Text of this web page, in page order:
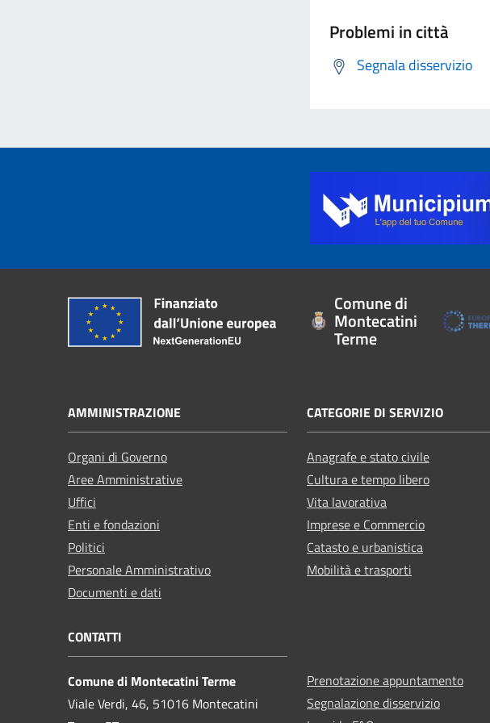
Problemi in città
Segnala disservizio
Comune di
Montecatini
Terme
AMMINISTRAZIONE
Organi di Governo
Aree Amministrative
Uffici
Enti e fondazioni
Politici
Personale Amministrativo
Documenti e dati
CATEGORIE DI SERVIZIO
Anagrafe e stato civile
Cultura e tempo libero
Vita lavorativa
Imprese e Commercio
Catasto e urbanistica
Mobilità e trasporti
CONTATTI
Comune di Montecatini Terme
Viale Verdi, 46, 51016 Montecatini
Prenotazione appuntamento
Segnalazione disservizio